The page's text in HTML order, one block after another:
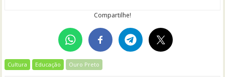
Compartilhe!
Cultura Educação Ouro Preto